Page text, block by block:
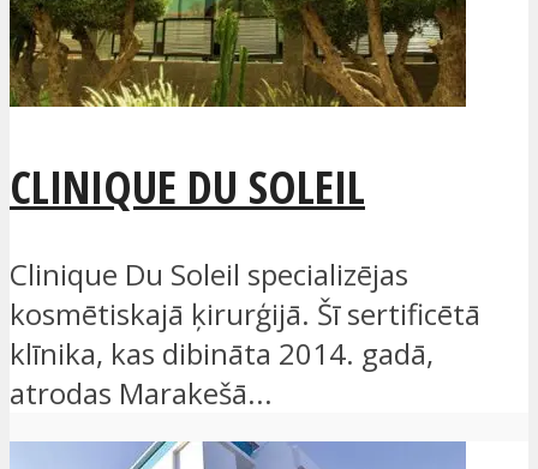
CLINIQUE DU SOLEIL
Clinique Du Soleil specializējas
kosmētiskajā ķirurģijā. Šī sertificētā
klīnika, kas dibināta 2014. gadā,
atrodas Marakešā...